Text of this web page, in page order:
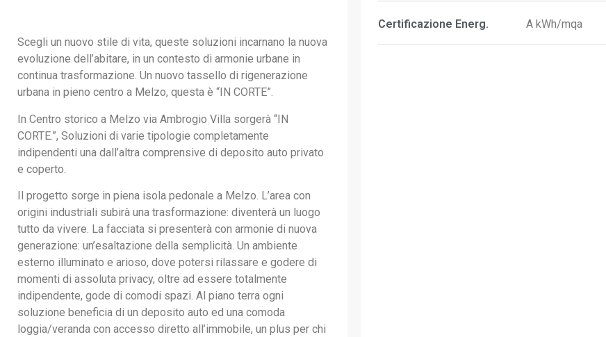
Scegli un nuovo stile di vita, queste soluzioni incarnano la nuova
evoluzione dell’abitare, in un contesto di armonie urbane in
continua trasformazione. Un nuovo tassello di rigenerazione
urbana in pieno centro a Melzo, questa è “IN CORTE”.
In Centro storico a Melzo via Ambrogio Villa sorgerà “IN
CORTE.”, Soluzioni di varie tipologie completamente
indipendenti una dall’altra comprensive di deposito auto privato
e coperto.
Il progetto sorge in piena isola pedonale a Melzo. L’area con
origini industriali subirà una trasformazione: diventerà un luogo
tutto da vivere. La facciata si presenterà con armonie di nuova
generazione: un’esaltazione della semplicità. Un ambiente
esterno illuminato e arioso, dove potersi rilassare e godere di
momenti di assoluta privacy, oltre ad essere totalmente
indipendente, gode di comodi spazi. Al piano terra ogni
soluzione beneficia di un deposito auto ed una comoda
loggia/veranda con accesso diretto all’immobile, un plus per chi
Certificazione Energ. A kWh/mqa